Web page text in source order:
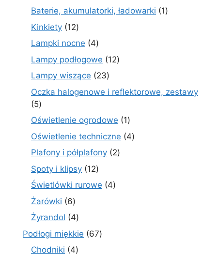
produktów
Baterie, akumulatorki, ładowarki 11
Kinkiety 1212
produktów
Lampki nocne 44
produkty
Lampy podłogowe 1212
Lampy wiszące 2323
produkty
Oczka halogenowe i reflektorowe, zestawy
55
produktów
Oświetlenie ogrodowe 11
produkt
Oświetlenie techniczne 44
Plafony i półplafony 22
Spoty i klipsy 1212
produktów
Świetlówki rurowe 44
Żarówki 66
produktów
Żyrandol 44
produkty
Podłogi miękkie 6767
Chodniki 44